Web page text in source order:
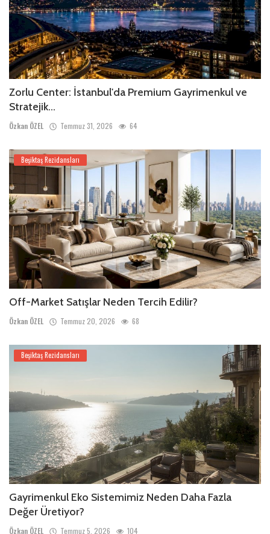
Zorlu Center: İstanbul'da Premium Gayrimenkul ve
Stratejik...
Özkan ÖZEL Temmuz 31, 2026 64
Beşiktaş Rezidansları
Off-Market Satışlar Neden Tercih Edilir?
Özkan ÖZEL Temmuz 20, 2026 68
Beşiktaş Rezidansları
Gayrimenkul Eko Sistemimiz Neden Daha Fazla
Değer Üretiyor?
Özkan ÖZEL Temmuz 5, 2026 104